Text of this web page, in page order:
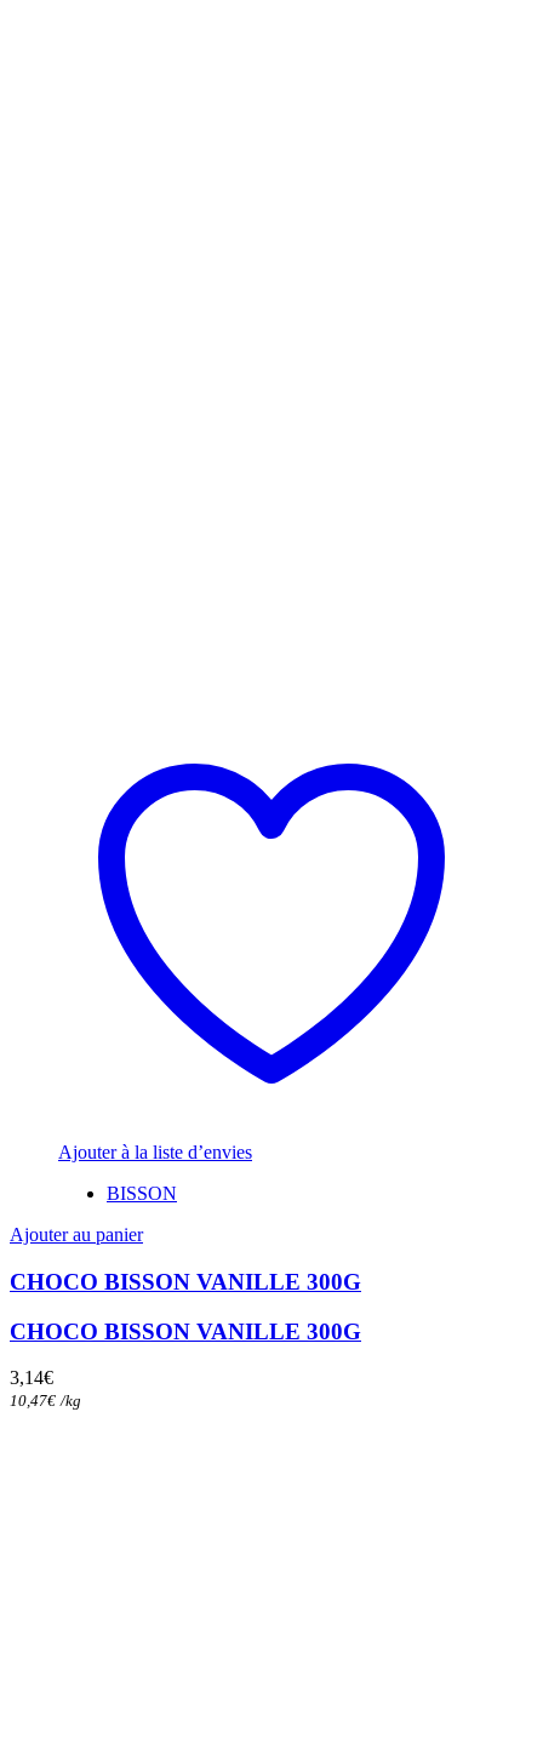
Ajouter à la liste d’envies
BISSON
Ajouter au panier
CHOCO BISSON VANILLE 300G
CHOCO BISSON VANILLE 300G
3,14€
10,47€ /kg